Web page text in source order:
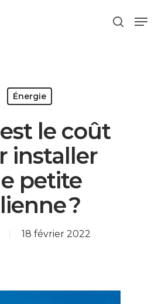
Énergie
le coût
installer
petite
?
18 février 2022